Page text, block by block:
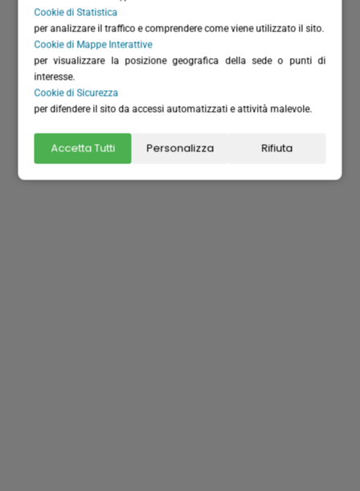
Cookie di Statistica
per analizzare il traffico e comprendere come viene utilizzato il sito.
Cookie di Mappe Interattive
per visualizzare la posizione geografica della sede o punti di
interesse.
Cookie di Sicurezza
per difendere il sito da accessi automatizzati e attività malevole.
Accetta Tutti Personalizza Rifiuta
Dove siamo